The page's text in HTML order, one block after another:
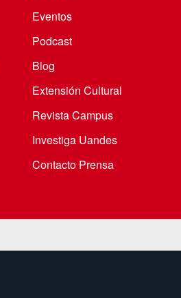
Eventos
Podcast
Blog
Extensión Cultural
Revista Campus
Investiga Uandes
Contacto Prensa